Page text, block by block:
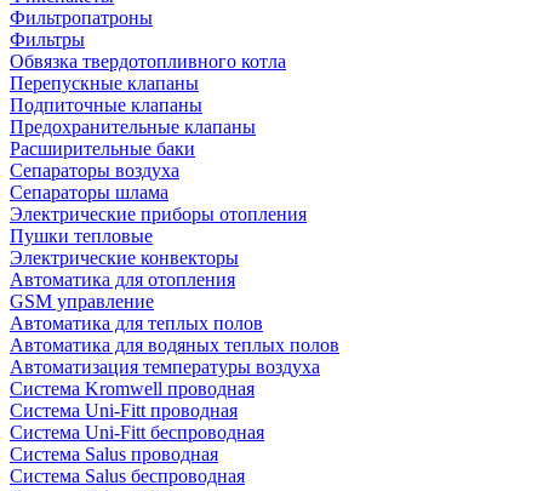
Фильтропатроны
Фильтры
Обвязка твердотопливного котла
Перепускные клапаны
Подпиточные клапаны
Предохранительные клапаны
Расширительные баки
Сепараторы воздуха
Сепараторы шлама
Электрические приборы отопления
Пушки тепловые
Электрические конвекторы
Автоматика для отопления
GSM управление
Автоматика для теплых полов
Автоматика для водяных теплых полов
Автоматизация температуры воздуха
Система Kromwell проводная
Система Uni-Fitt проводная
Система Uni-Fitt беспроводная
Система Salus проводная
Система Salus беспроводная